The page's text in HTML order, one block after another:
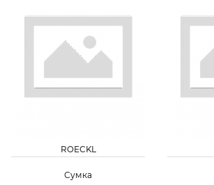
ROECKL
Сумка